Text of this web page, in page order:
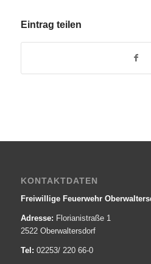
Eintrag teilen
KONTAKTDATEN
Freiwillige Feuerwehr
Adresse: Florianistraße 1
2522 Oberwaltersdorf
Tel: 02253/ 220 66-0